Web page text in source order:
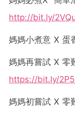
http://bit.ly/
媽媽小煮意 X 蛋
媽媽再嘗試 X 零
https://bit.ly/
媽媽初嘗試 X 零